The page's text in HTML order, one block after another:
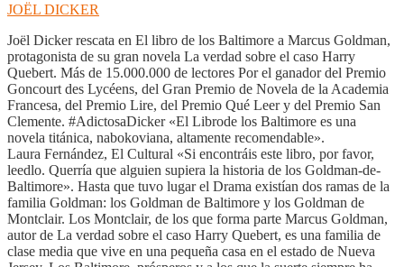
JOËL DICKER
Joël Dicker rescata en El libro de los Baltimore a Marcus Goldman,
protagonista de su gran novela La verdad sobre el caso Harry
Quebert. Más de 15.000.000 de lectores Por el ganador del Premio
Goncourt des Lycéens, del Gran Premio de Novela de la Academia
Francesa, del Premio Lire, del Premio Qué Leer y del Premio San
Clemente. #AdictosaDicker «El Librode los Baltimore es una
novela titánica, nabokoviana, altamente recomendable».
Laura Fernández, El Cultural «Si encontráis este libro, por favor,
leedlo. Querría que alguien supiera la historia de los Goldman-de-
Baltimore». Hasta que tuvo lugar el Drama existían dos ramas de la
familia Goldman: los Goldman de Baltimore y los Goldman de
Montclair. Los Montclair, de los que forma parte Marcus Goldman,
autor de La verdad sobre el caso Harry Quebert, es una familia de
clase media que vive en una pequeña casa en el estado de Nueva